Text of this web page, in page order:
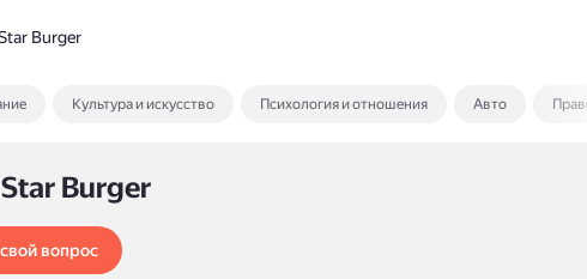
Burger
Культура и искусство Психология и отношения Авто
Burger
вопрос